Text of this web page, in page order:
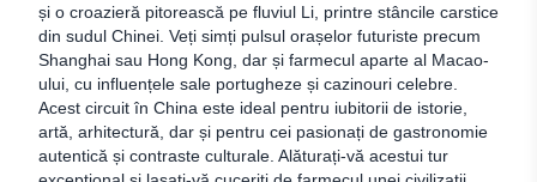
și o croazieră pitorească pe fluviul Li, printre stâncile carstice
din sudul Chinei. Veți simți pulsul orașelor futuriste precum
Shanghai sau Hong Kong, dar și farmecul aparte al Macao-
ului, cu influențele sale portugheze și cazinouri celebre.
Acest circuit în China este ideal pentru iubitorii de istorie,
artă, arhitectură, dar și pentru cei pasionați de gastronomie
autentică și contraste culturale. Alăturați-vă acestui tur